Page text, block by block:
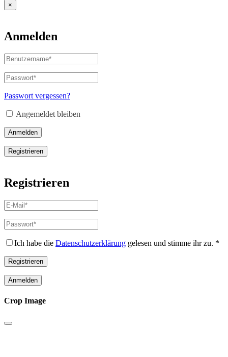
×
Anmelden
Benutzername
oder
E-
Mail-
Adresse*
Passwort*
Erforderlich
Passwort vergessen?
Angemeldet bleiben
Anmelden
Registrieren
Registrieren
E-
Mail-
Adresse*
Erforderlich
Passwort*
Erforderlich
Ich habe die Datenschutzerklärung gelesen und stimme ihr zu. *
Registrieren
Anmelden
Crop Image